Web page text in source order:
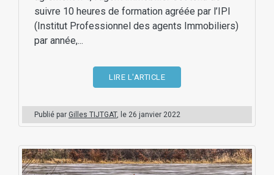
suivre 10 heures de formation agréée par l’IPI
(Institut Professionnel des agents Immobiliers)
par année,...
LIRE L'ARTICLE
Publié par Gilles TIJTGAT, le 26 janvier 2022